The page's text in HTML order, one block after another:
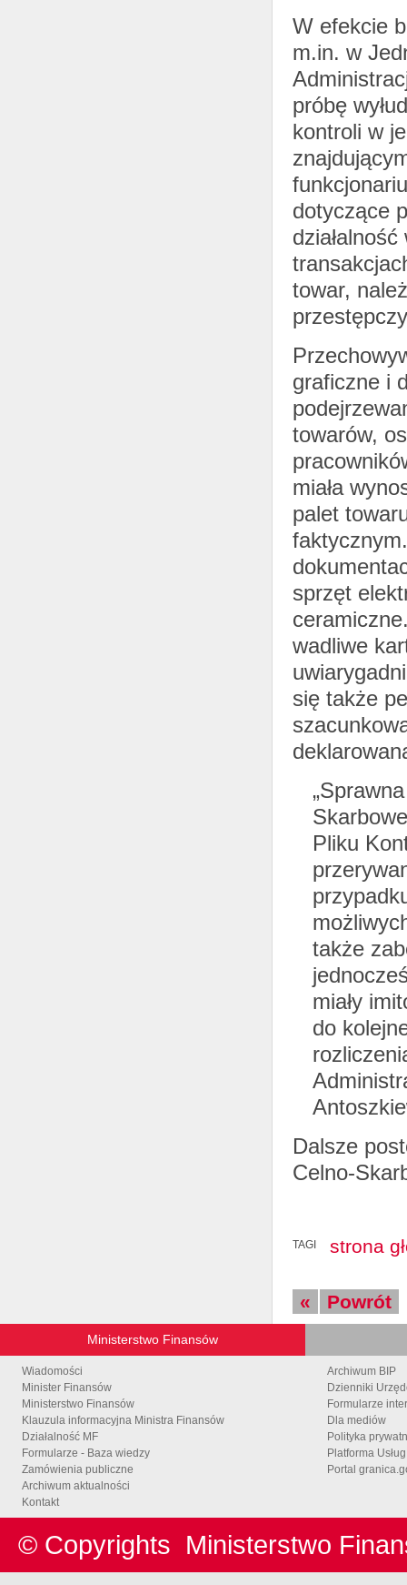
W efekcie
m.in. w
próbę
kontroli w
dotyczące
towar,
graficzne i
towarów,
miała
palet
sprzęt
wadliwe
się także
Pliku
także
miały
do
Dalsze
Celno-
TAGI strona
« Powrót
Ministerstwo Finansów
Wiadomości
Minister Finansów
Ministerstwo Finansów
Klauzula informacyjna Ministra Finansów
Działalność MF
Formularze - Baza wiedzy
Zamówienia publiczne
Archiwum aktualności
Kontakt
Archiwum BIP
Dzienniki
Formularze
Dla mediów
Polityka
Platforma
Portal
© Copyrights Ministerstwo